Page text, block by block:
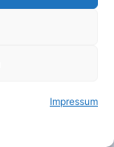
Impressum